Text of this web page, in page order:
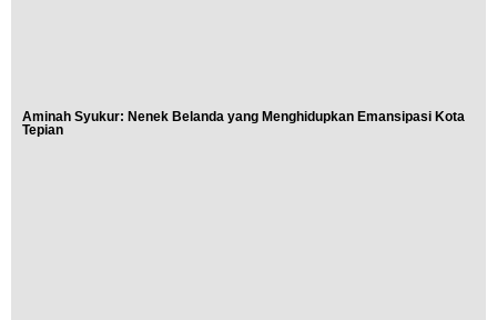
Aminah Syukur: Nenek Belanda yang Menghidupkan Emansipasi Kota
Tepian